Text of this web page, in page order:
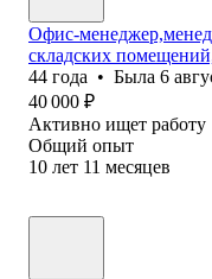
Офис-
складских
44 года • Была 6
40 000 ₽
Активно ищет работу
Общий опыт
10 лет 11 месяцев